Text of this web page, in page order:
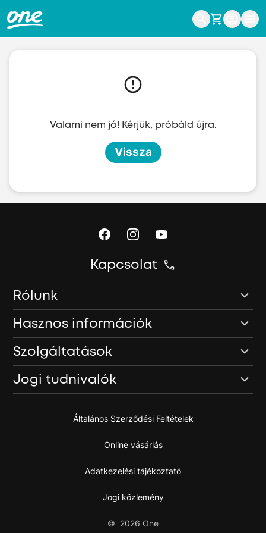
Valami nem jó! Kérjük, próbáld újra.
Vissza
Kapcsolat
Rólunk
Hasznos információk
Szolgáltatások
Jogi tudnivalók
Általános Szerződési Feltételek
Online vásárlás
Adatkezelési tájékoztató
Jogi közlemény
© 2026 One